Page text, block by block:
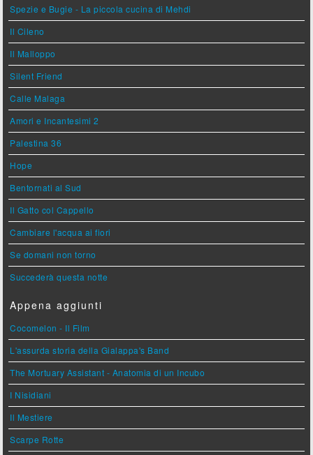
Spezie e Bugie - La piccola cucina di Mehdi
Il Cileno
Il Malloppo
Silent Friend
Calle Malaga
Amori e Incantesimi 2
Palestina 36
Hope
Bentornati al Sud
Il Gatto col Cappello
Cambiare l'acqua ai fiori
Se domani non torno
Succederà questa notte
Appena aggiunti
Cocomelon - Il Film
L'assurda storia della Gialappa's Band
The Mortuary Assistant - Anatomia di un Incubo
I Nisidiani
Il Mestiere
Scarpe Rotte